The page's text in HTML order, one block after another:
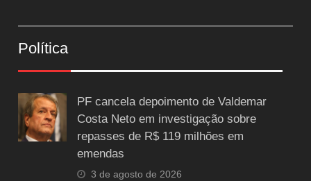
Política
PF cancela depoimento de Valdemar
Costa Neto em investigação sobre
repasses de R$ 119 milhões em
emendas
3 de agosto de 2026